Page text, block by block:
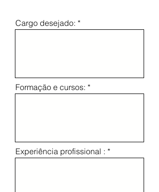
Cargo desejado:
Formação e cursos:
Experiência profissional :